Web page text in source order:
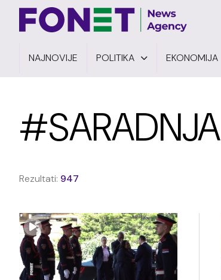
NAJNOVIJE POLITIKA EKONOMIJA
#SARADNJA
Rezultati: 947